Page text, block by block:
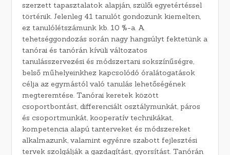
szerzett tapasztalatok alapján, szülői egyetértéssel
történik. Jelenleg 41 tanulót gondozunk kiemelten,
ez tanulólétszámunk kb. 10 %-a. A
tehetséggondozás során nagy hangsúlyt fektetünk a
tanórai és tanórán kívüli változatos
tanulásszervezési és módszertani sokszínűségre,
belső műhelyeinkhez kapcsolódó óralátogatások
célja az egymástól való tanulás lehetőségének
megteremtése. Tanórai keretek között
csoportbontást, differenciált osztálymunkát, páros
és csoportmunkát, kooperatív technikákat,
kompetencia alapú tanterveket és módszereket
alkalmazunk, valamint egyénre szabott fejlesztési
tervek szolgálják a gazdagítást, gyorsítást. Tanórán